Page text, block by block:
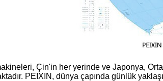
Çin'in her yerinde ve Japonya,
PEIXIN, dünya çapında günlük